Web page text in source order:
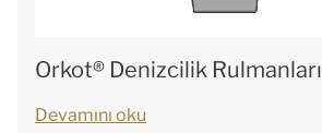
Orkot® Denizcilik Rulmanları
Devamını oku